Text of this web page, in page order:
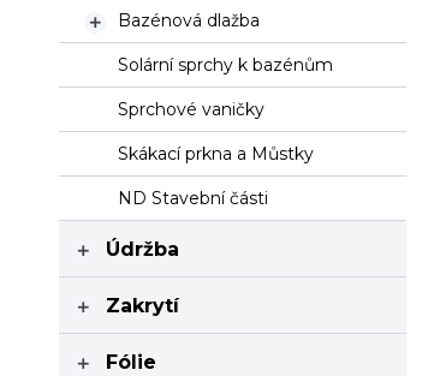
Bazénová dlažba

Solární sprchy k bazénům
Sprchové vaničky
Skákací prkna a Můstky
ND Stavební části
Údržba

Zakrytí

Fólie
